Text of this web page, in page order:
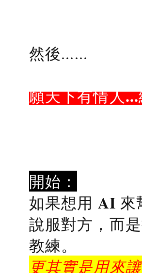
然後......
願天下有情人
開始：
如果想用 AI 來
說服對方，而
教練。
更其實是用來